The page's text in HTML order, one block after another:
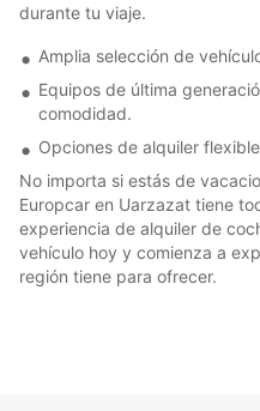
durante tu viaje.
Amplia selección de
Equipos de última
comodidad.
Opciones de alquiler
No importa si estás de
Europcar en Uarzazat tiene
experiencia de alquiler de
vehículo hoy y comienza a
región tiene para ofrecer.